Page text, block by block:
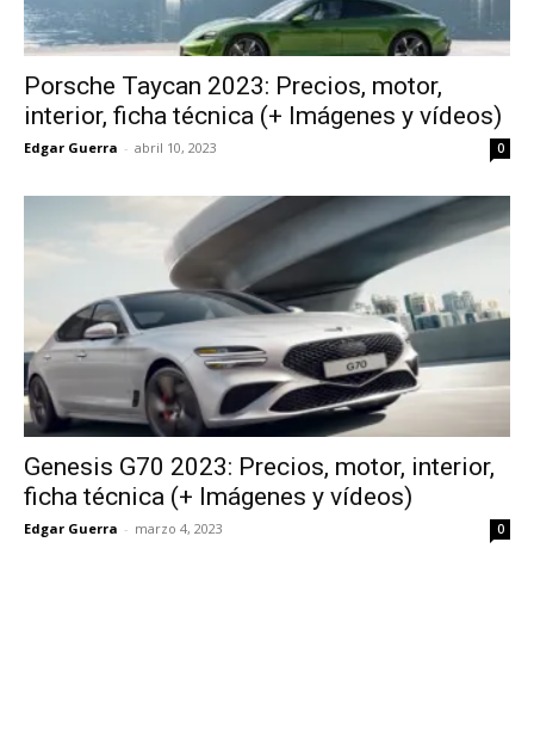
Porsche Taycan 2023: Precios, motor,
interior, ficha técnica (+ Imágenes y vídeos)
Edgar Guerra - abril 10, 2023 0
Genesis G70 2023: Precios, motor, interior,
ficha técnica (+ Imágenes y vídeos)
Edgar Guerra - marzo 4, 2023 0